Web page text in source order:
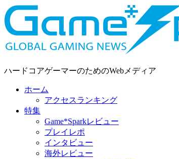
ハードコアゲーマーのためのWebメディア
ホーム
アクセスランキング
特集
Game*Sparkレビュー
プレイレポ
インタビュー
海外レビュー